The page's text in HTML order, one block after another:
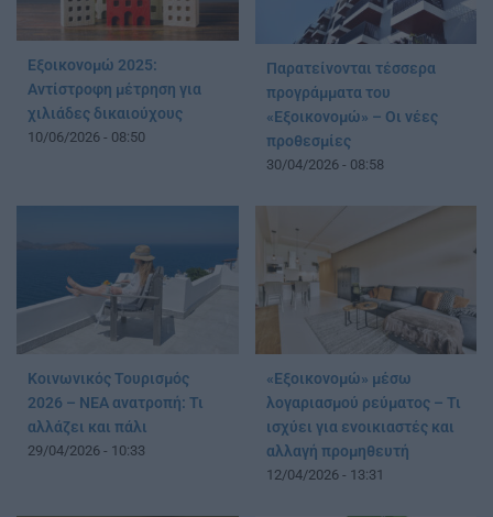
Εξοικονομώ 2025:
Αντίστροφη μέτρηση για
χιλιάδες δικαιούχους
10/06/2026 - 08:50
Παρατείνονται τέσσερα
προγράμματα του
«Εξοικονομώ» – Οι νέες
προθεσμίες
30/04/2026 - 08:58
Κοινωνικός Τουρισμός
2026 – ΝΕΑ ανατροπή: Τι
αλλάζει και πάλι
29/04/2026 - 10:33
«Εξοικονομώ» μέσω
λογαριασμού ρεύματος – Τι
ισχύει για ενοικιαστές και
αλλαγή προμηθευτή
12/04/2026 - 13:31